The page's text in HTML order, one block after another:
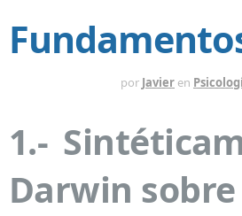
por Javier en
1.-
Darwin